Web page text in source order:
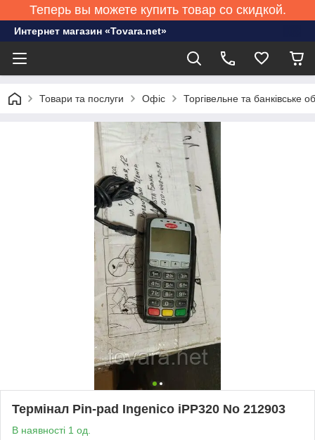
Теперь вы можете купить товар со скидкой.
Интернет магазин «Tovara.net»
Товари та послуги Офіс Торгівельне та банківське
Термінал Pin-pad Ingenico iPP320 No 212903
В наявності 1 од.